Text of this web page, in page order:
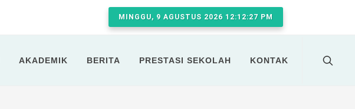
MINGGU, 9 AGUSTUS 2026 12:12:28 PM
AKADEMIK BERITA PRESTASI SEKOLAH KONTAK